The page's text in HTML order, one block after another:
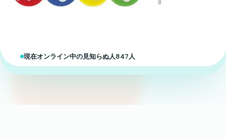
現在オンライン中の見知らぬ人847人